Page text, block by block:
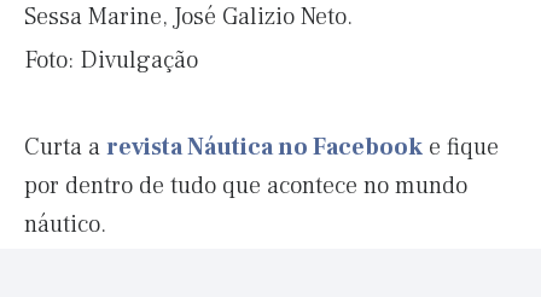
Sessa Marine, José Galizio Neto.
Foto: Divulgação
Curta arevista Náutica no Facebook e fique
por dentro de tudo que acontece no mundo
náutico.